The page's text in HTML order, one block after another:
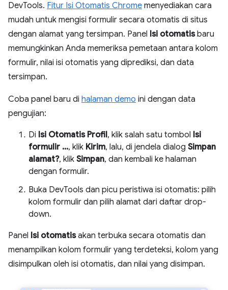
DevTools. Fitur Isi Otomatis Chrome menyediakan cara
mudah untuk mengisi formulir secara otomatis di situs
dengan alamat yang tersimpan. Panel Isi otomatisbaru
memungkinkan Anda memeriksa pemetaan antara kolom
formulir, nilai isi otomatis yang diprediksi, dan data
tersimpan.
Coba panel baru di halaman demo ini dengan data
pengujian:
Di Isi Otomatis Profil, klik salah satu tombol Isi
formulir ..., klik Kirim, lalu, di jendela dialog Simpan
alamat?, klik Simpan, dan kembali ke halaman
dengan formulir.
Buka DevTools dan picu peristiwa isi otomatis: pilih
kolom formulir dan pilih alamat dari daftar drop-
down.
Panel Isi otomatisakan terbuka secara otomatis dan
menampilkan kolom formulir yang terdeteksi, kolom yang
disimpulkan oleh isi otomatis, dan nilai yang disimpan.